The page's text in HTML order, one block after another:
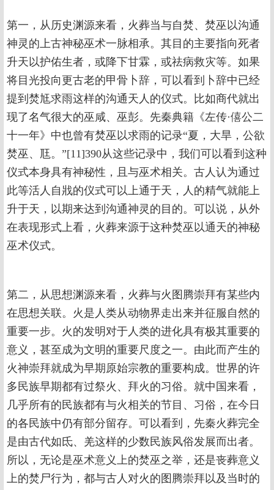
第一，从历史渊源来看，火葬当与自焚、焚巫以沟通
神灵的上古神秘巫术一脉相承。其目的主要指向死者
升天以护佑生者，或降下甘霖，或祛病救灾等。如果
将目光投向更古老的甲骨卜辞，可以看到卜辞中已经
提到焚尪求雨这样的沟通天人的仪式。比如商代就出
现了名气很大的巫咸、巫彭。先秦典籍《左传·僖公二
十一年》中也曾有焚巫以求雨的记录“夏，大旱，公欲
焚巫、尫。”[11]390从这些记录中，我们可以看到这种
仪式本身具有神秘性，且与巫术相关。古人认为通过
此等活人自戕的仪式可以上通于天，人的精气就能上
升于天，以期来达到沟通神灵的目的。可以说，从外
在表现形式上看，火葬来源于这种焚巫以通天的神秘
巫术仪式。
第二，从思想渊源来看，火葬与火图腾崇拜有某些内
在思想关联。火是人类从动物界走出来并征服自然的
重要一步。火的发明对于人类的进化具有极其重要的
意义，甚至成为文明的重要尺度之一。由此而产生的
火神崇拜就成为早期原始宗教的重要构成。世界的许
多民族早期都有过祭火、拜火的习俗。就中国来看，
几乎所有的民族都有与火相关的节目、习俗，在今日
的各民族中仍有部分留存。可以看到，先秦火葬完全
是由古代如氐、羌这样的少数民族风俗发展而出者。
所以，无论是巫术意义上的焚巫之举，还是丧葬意义
上的焚尸行为，都与古人对火的图腾崇拜以及当时的